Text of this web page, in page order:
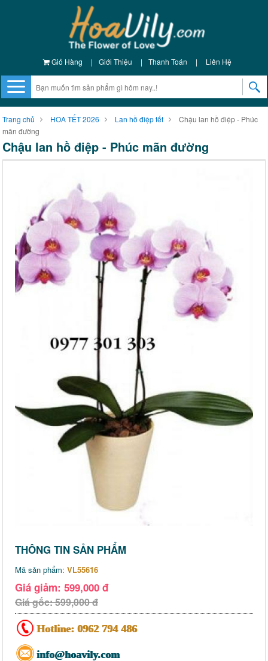
Giỏ Hàng | Giới Thiệu | Thanh Toán | Liên Hệ
Trang chủ HOA TẾT 2026 Lan hồ điệp tết
Chậu lan hồ điệp - Phúc
mãn đường
Chậu lan hồ điệp - Phúc mãn đường
THÔNG TIN SẢN PHẨM
Mã sản phẩm: VL55616
Giá giảm: 599,000 đ
Giá gốc: 599,000 đ
Hotline: 0962 794 486
info@hoavily.com